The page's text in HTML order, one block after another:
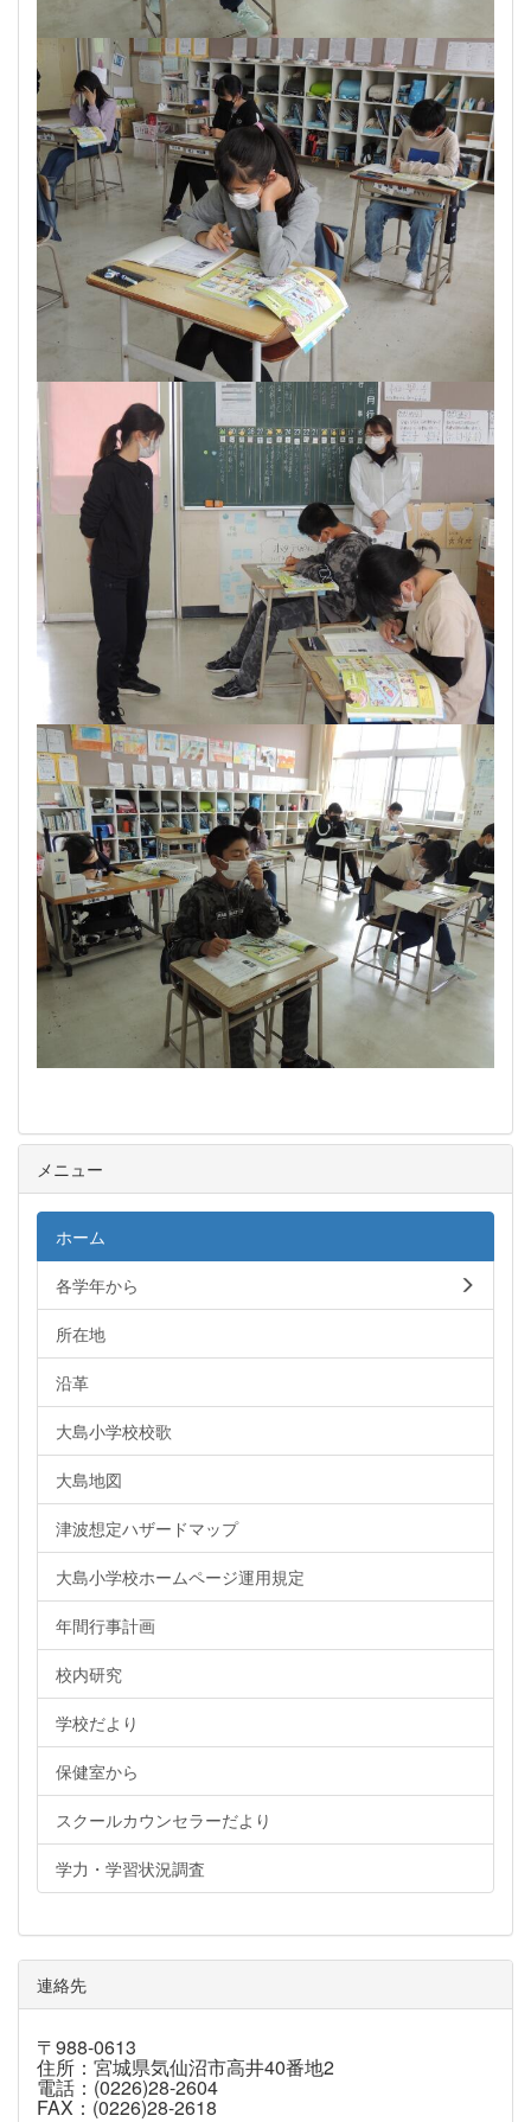
メニュー
ホーム
各学年から
所在地
沿革
大島小学校校歌
大島地図
津波想定ハザードマップ
大島小学校ホームページ運用規定
年間行事計画
校内研究
学校だより
保健室から
スクールカウンセラーだより
学力・学習状況調査
連絡先
〒988-0613
住所：宮城県気仙沼市高井40番地2
電話：(0226)28-2604
FAX：(0226)28-2618